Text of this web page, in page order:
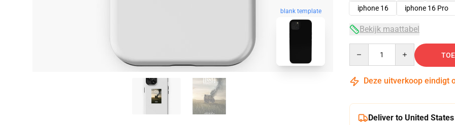
blank template
iphone 16
iphone 16 Pro
Bekijk maattabel
Deze uitverkoop eindigt
Deliver to United States